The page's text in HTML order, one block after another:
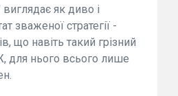
як диво і
зваженої стратегії -
що навіть такий грізний
для нього всього лише